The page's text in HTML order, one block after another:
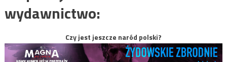
wydawnictwo:
Czy jest jeszcze naród polski?